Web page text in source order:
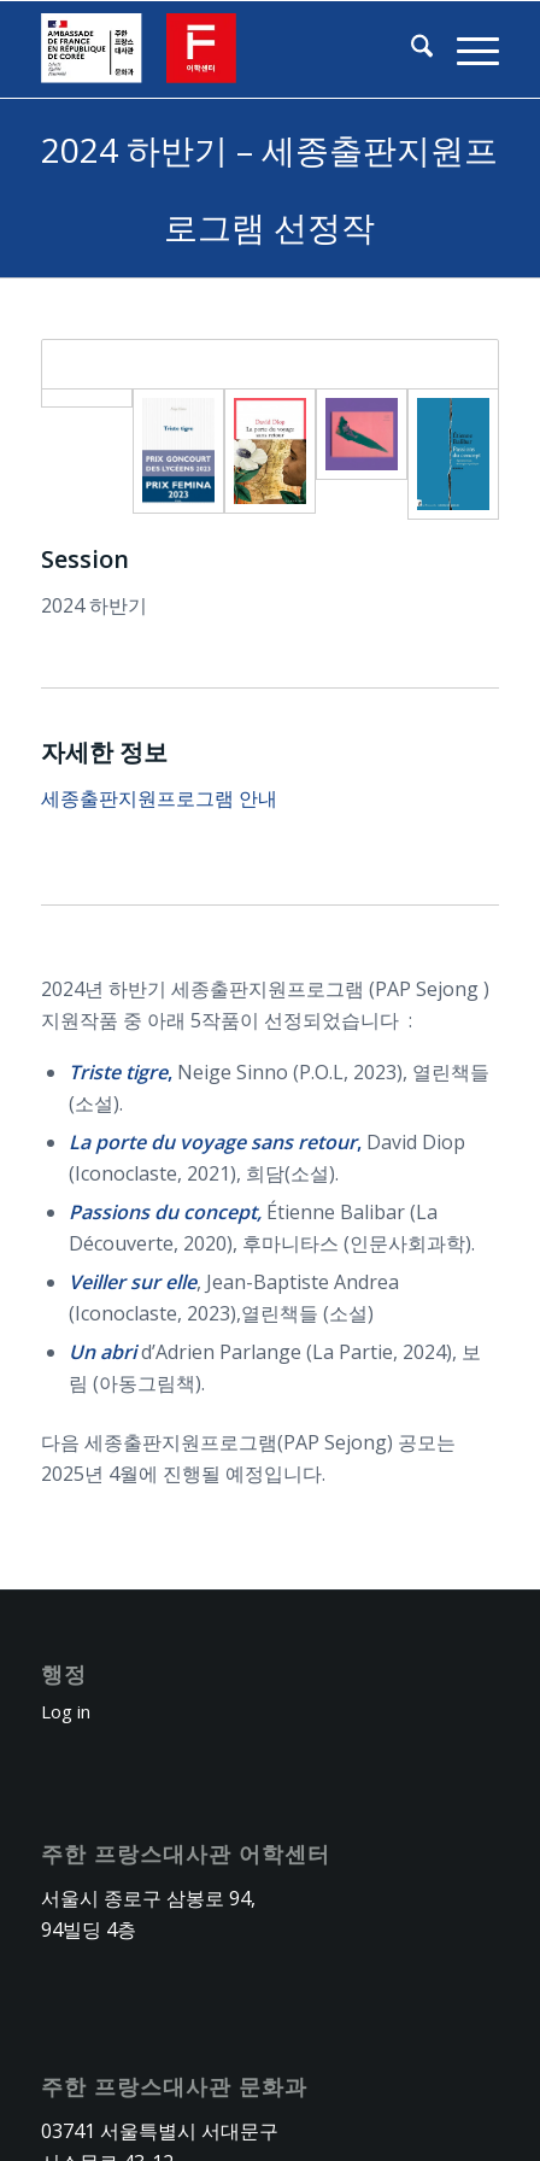
2024 하반기 – 세종출판지원프
로그램 선정작
Session
2024 하반기
자세한 정보
세종출판지원프로그램 안내
2024년 하반기 세종출판지원프로그램 (PAP Sejong )
지원작품 중 아래 5작품이 선정되었습니다 :
Triste tigre,Neige Sinno (P.O.L, 2023), 열린책들
(소설).
La porte du voyage sans retour,David Diop
(Iconoclaste, 2021), 희담(소설).
Passions du concept,Étienne Balibar (La
Découverte, 2020), 후마니타스 (인문사회과학).
Veiller sur elle, Jean-Baptiste Andrea
(Iconoclaste, 2023),열린책들 (소설)
Un abrid’Adrien Parlange (La Partie, 2024), 보
림 (아동그림책).
다음 세종출판지원프로그램(PAP Sejong) 공모는
2025년 4월에 진행될 예정입니다.
행정
Log in
주한 프랑스대사관 어학센터
서울시 종로구 삼봉로 94,
94빌딩 4층
주한 프랑스대사관 문화과
03741 서울특별시 서대문구